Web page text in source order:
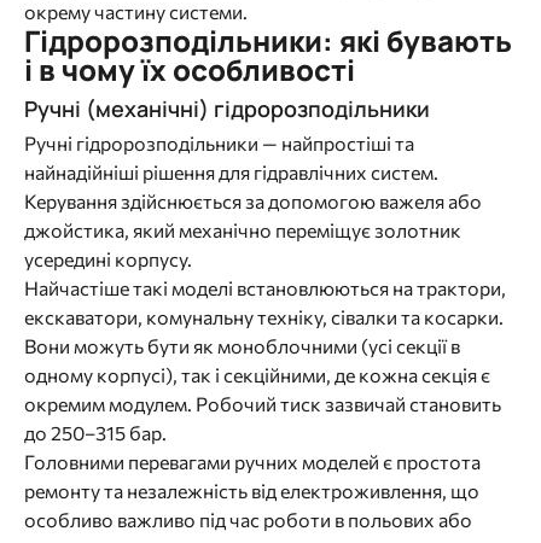
окрему частину системи.
Гідророзподільники: які бувають
і в чому їх особливості
Ручні (механічні) гідророзподільники
Ручні гідророзподільники — найпростіші та
найнадійніші рішення для гідравлічних систем.
Керування здійснюється за допомогою важеля або
джойстика, який механічно переміщує золотник
усередині корпусу.
Найчастіше такі моделі встановлюються на трактори,
екскаватори, комунальну техніку, сівалки та косарки.
Вони можуть бути як моноблочними (усі секції в
одному корпусі), так і секційними, де кожна секція є
окремим модулем. Робочий тиск зазвичай становить
до 250–315 бар.
Головними перевагами ручних моделей є простота
ремонту та незалежність від електроживлення, що
особливо важливо під час роботи в польових або